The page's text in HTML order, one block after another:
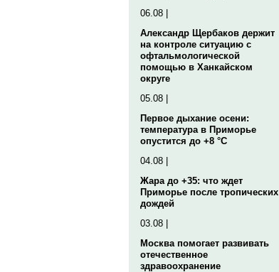
06.08 |
Александр Щербаков держит
на контроле ситуацию с
офтальмологической
помощью в Ханкайском
округе
05.08 |
Первое дыхание осени:
температура в Приморье
опустится до +8 °C
04.08 |
Жара до +35: что ждет
Приморье после тропических
дождей
03.08 |
Москва помогает развивать
отечественное
здравоохранение